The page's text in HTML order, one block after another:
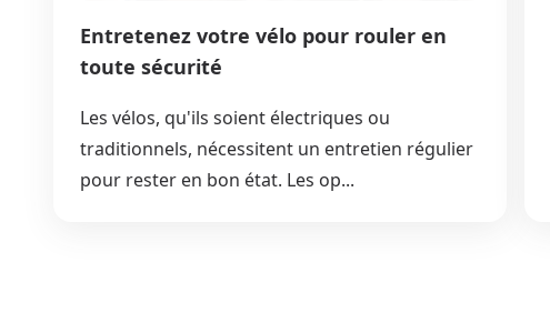
Entretenez votre vélo pour rouler en
toute sécurité
Les vélos, qu'ils soient électriques ou
traditionnels, nécessitent un entretien régulier
pour rester en bon état. Les op...